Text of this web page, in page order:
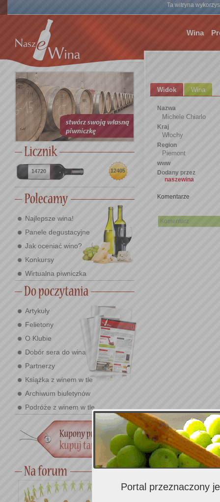
Ta witryna
Wina
14720 12405
Najlepsze wina!
Panele degustacyjne
Jak oceniać wino?
Konkursy
Wirtualna piwniczka
Artykuły
Felietony
O Klubie
Dobór sera do wina
Partnerzy
Książka z winem w tle
Archiwum biuletynów
Podróże z winem w tle
Widok Wina
Nazwa
Michele Chiarlo
Kraj
Włochy
Region
Piemont
www
Dodany przez
naszewina
Komentarze
Komentarz
Portal przeznaczony